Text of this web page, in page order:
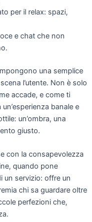
per il relax: spazi,
e chat che non
una semplice
l’utente. Non è solo
accade, e come ti
banale e
un’ombra, una
giusto.
con la consapevolezza
quando pone
un servizio: offre un
chi sa guardare oltre
perfezioni che,